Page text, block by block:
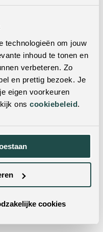
technologieën om jouw
inhoud te tonen en
verbeteren. Zo
en prettig bezoek. Je
eigen voorkeuren
ons cookiebeleid.
cookies
reageren wij